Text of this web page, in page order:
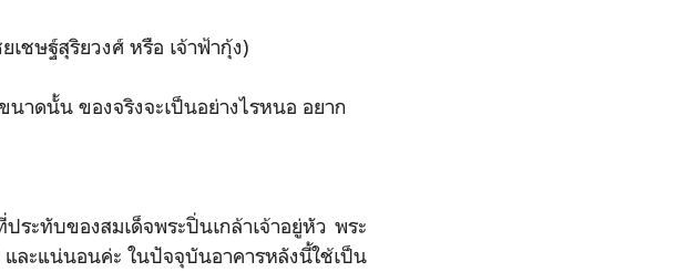
ชษฐ์สุริยวงศ์ หรือ เจ้าฟ้ากุ้ง)
าดนั้น ของจริงจะเป็นอย่างไรหนอ อยาก
ะทับของสมเด็จพระปิ่นเกล้าเจ้าอยู่หัว พระ
ละแน่นอนค่ะ ในปัจจุบันอาคารหลังนี้ใช้เป็น